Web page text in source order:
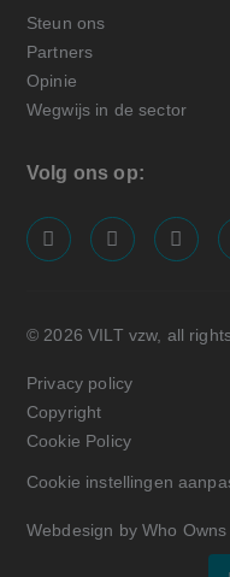
Steun ons
Partners
Opinie
Wegwijs in de sector
Volg ons op:
screenreader.visit
© 2026 VILT vzw, all
Privacy policy
Copyright
Cookie Policy
Cookie instellingen
Webdesign by Who